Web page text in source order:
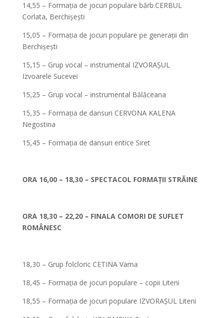
14,55 – Formația de jocuri populare bărb.CERBUL
Corlata, Berchișești
15,05 – Formația de jocuri populare pe generații din
Berchișești
15,15 – Grup vocal – instrumental IZVORAȘUL
Izvoarele Sucevei
15,25 – Grup vocal – instrumental Bălăceana
15,35 – Formația de dansuri CERVONA KALENA
Negostina
15,45 – Formația de dansuri entice Siret
ORA 16,00 – 18,30 – SPECTACOL FORMAȚII STRĂINE
ORA 18,30 – 22,20 – FINALA COMORI DE SUFLET
ROMÂNESC
18,30 – Grup folcloric CETINA Vama
18,45 – Formația de jocuri populare – copii Liteni
18,55 – Formația de jocuri populare IZVORAȘUL Liteni